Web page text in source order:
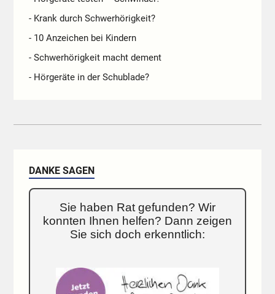
- Krank durch Schwerhörigkeit?
- 10 Anzeichen bei Kindern
- Schwerhörigkeit macht dement
- Hörgeräte in der Schublade?
DANKE SAGEN
Sie haben Rat gefunden? Wir
konnten Ihnen helfen? Dann zeigen
Sie sich doch erkenntlich: